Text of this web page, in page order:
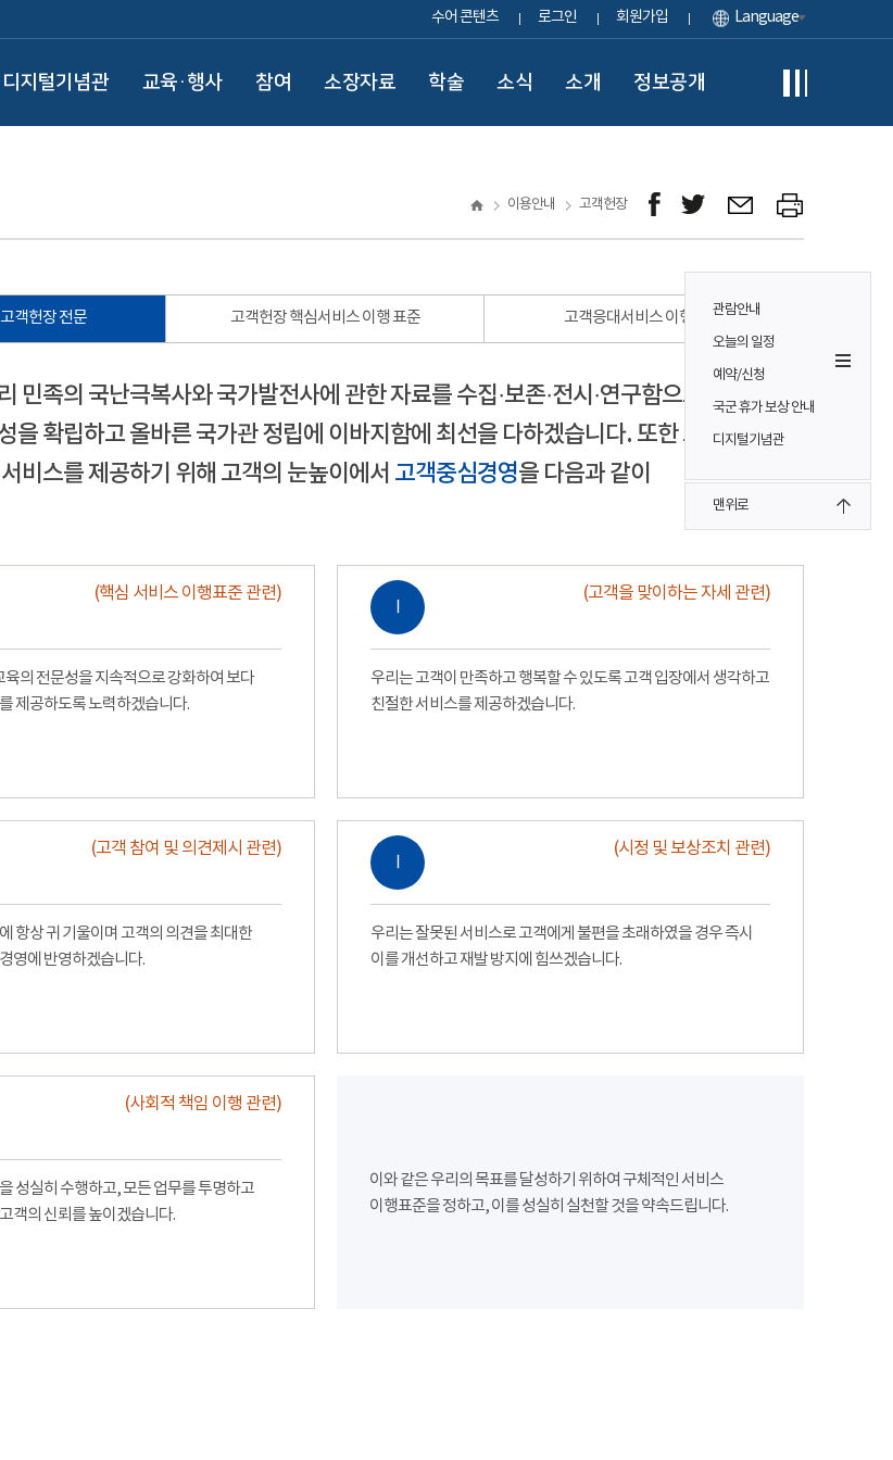
수어 콘텐츠 로그인 회원가입 Language
디지털기념관 교육·행사 참여 소장자료 학술 소식 소개 정보공개
관람안내
오늘의 일정
예약/신청
국군 휴가 보상 안내
디지털기념관
맨위로
이용안내 고객헌장
객헌장 전문 고객헌장 핵심서비스 이행 표준 고객응대서비스 이행 표준
민족의 국난극복사와 국가발전사에 관한 자료를 수집·보존·전시·연구함으로써
을 확립하고 올바른 국가관 정립에 이바지함에 최선을 다하겠습니다. 또한 모든
비스를 제공하기 위해 고객의 눈높이에서 고객중심경영을 다음과 같이
(핵심 서비스 이행표준 관련)
육의 전문성을 지속적으로 강화하여 보다
제공하도록 노력하겠습니다.
Ⅰ
(고객을 맞이하는 자세 관련)
우리는 고객이 만족하고 행복할 수 있도록 고객 입장에서 생각하고
친절한 서비스를 제공하겠습니다.
(고객 참여 및 의견제시 관련)
항상 귀 기울이며 고객의 의견을 최대한
영에 반영하겠습니다.
Ⅰ
(시정 및 보상조치 관련)
우리는 잘못된 서비스로 고객에게 불편을 초래하였을 경우 즉시
이를 개선하고 재발 방지에 힘쓰겠습니다.
(사회적 책임 이행 관련)
성실히 수행하고, 모든 업무를 투명하고
객의 신뢰를 높이겠습니다.
이와 같은 우리의 목표를 달성하기 위하여 구체적인 서비스
이행표준을 정하고, 이를 성실히 실천할 것을 약속드립니다.